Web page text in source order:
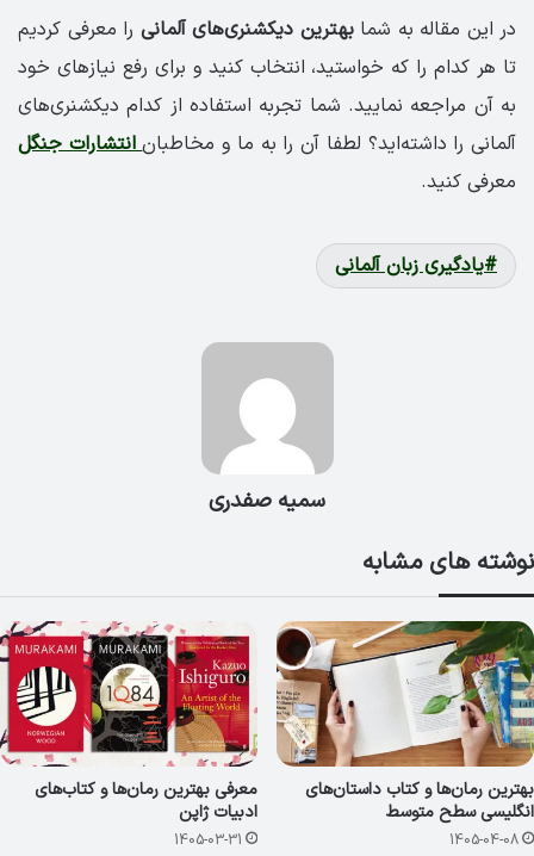
در این مقاله به شمابهترین دیکشنری‌های آلمانی را معرفی کردیم
تا هر کدام را که خواستید، انتخاب کنید و برای رفع نیازهای خود
به آن مراجعه نمایید. شما تجربه استفاده از کدام دیکشنری‌های
آلمانی را داشته‌اید؟ لطفا آن را به ما و مخاطبانانتشارات جنگل
معرفی کنید.
یادگیری زبان آلمانی
سمیه صفدری
نوشته های مشابه
بهترین رمان‌ها و کتاب داستان‌های
انگلیسی سطح متوسط
1405-04-08
معرفی بهترین رمان‌ها و کتاب‌های
ادبیات ژاپن
1405-03-31